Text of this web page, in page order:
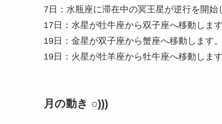
7日：水瓶座に滞在中の冥王星が逆行を開始
17日：水星が牡牛座から双子座へ移動します
19日：金星が双子座から蟹座へ移動します。
19日：火星が牡羊座から牡牛座へ移動します
月の動き ○)))